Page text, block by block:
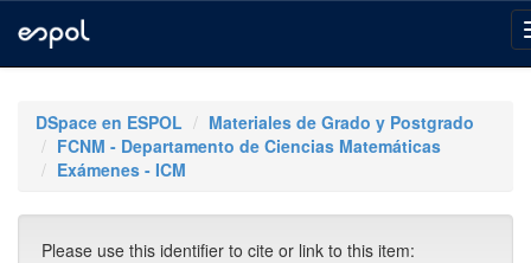
navigationDSpace en ESPOL
Materiales de Grado y Postgrado
FCNM - Departamento de Ciencias Matemáticas
Exámenes - ICM
Please use this identifier to cite or link to this item: